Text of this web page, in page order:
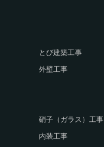
とび建築工事
外壁工事
硝子（ガラス）工事
内装工事